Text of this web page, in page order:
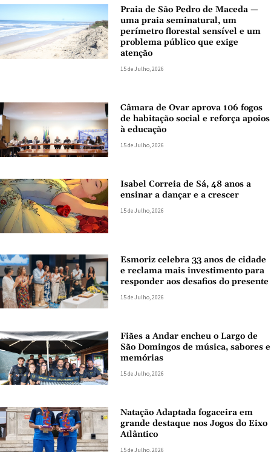
Praia de São Pedro de Maceda —
uma praia seminatural, um
perímetro florestal sensível e um
problema público que exige
atenção
15 de Julho, 2026
Câmara de Ovar aprova 106 fogos
de habitação social e reforça apoios
à educação
15 de Julho, 2026
Isabel Correia de Sá, 48 anos a
ensinar a dançar e a crescer
15 de Julho, 2026
Esmoriz celebra 33 anos de cidade
e reclama mais investimento para
responder aos desafios do presente
15 de Julho, 2026
Fiães a Andar encheu o Largo de
São Domingos de música, sabores e
memórias
15 de Julho, 2026
Natação Adaptada fogaceira em
grande destaque nos Jogos do Eixo
Atlântico
15 de Julho, 2026